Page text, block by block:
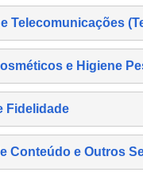
Telecomunicações
e Higiene
Fidelidade
Conteúdo e Outros